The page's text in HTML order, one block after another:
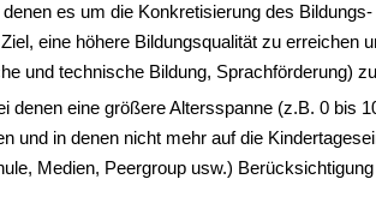
denen es um die Konkretisierung des
eine höhere Bildungsqualität zu erreichen
und technische Bildung, Sprachförderung)
denen eine größere Altersspanne (z.B. 0 bis
und in denen nicht mehr auf die
Medien, Peergroup usw.) Berücksichtigung